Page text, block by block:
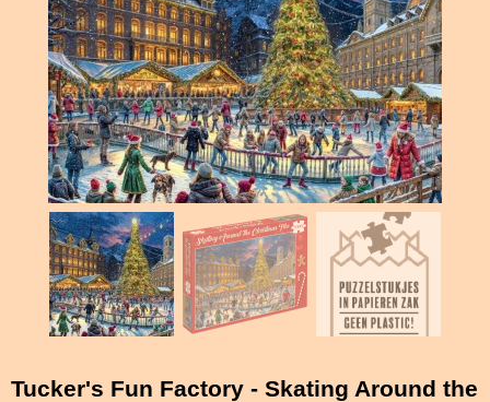
Tucker's Fun Factory - Skating Around the